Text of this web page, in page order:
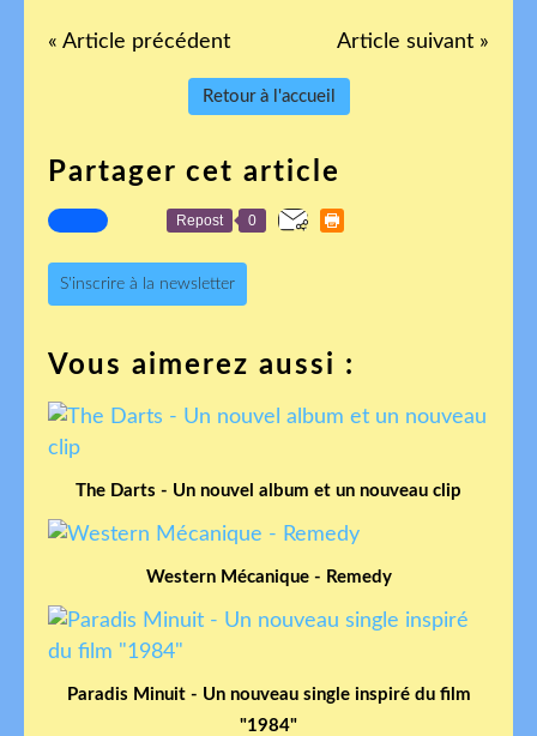
« Article précédent Article suivant »
Retour à l'accueil
Partager cet article
Repost 0
S'inscrire à la newsletter
Vous aimerez aussi :
The Darts - Un nouvel album et un nouveau clip
Western Mécanique - Remedy
Paradis Minuit - Un nouveau single inspiré du film
"1984"